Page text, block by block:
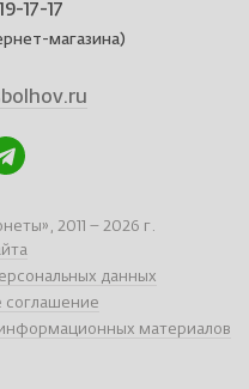
17-17
магазина)
2011 – 2026 г.
данных
соглашение
материалов